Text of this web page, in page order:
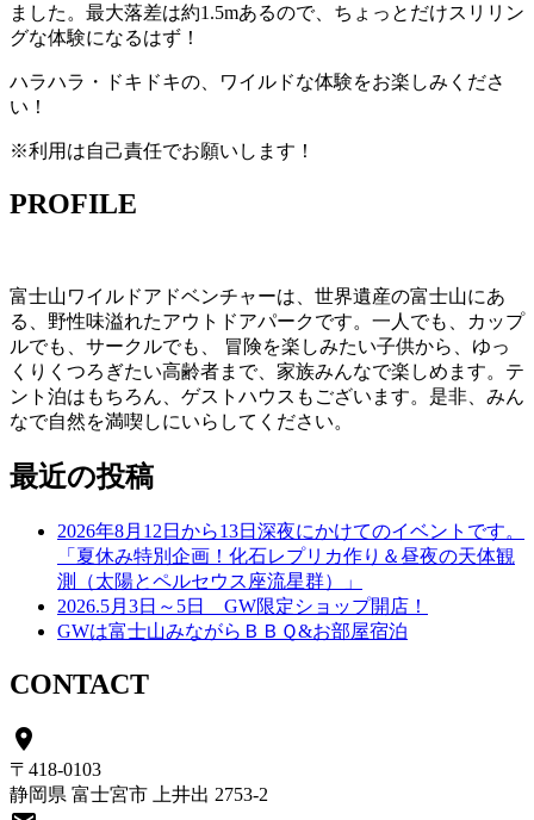
ました。最大落差は約1.5mあるので、ちょっとだけスリリン
グな体験になるはず！
ハラハラ・ドキドキの、ワイルドな体験をお楽しみくださ
い！
※利用は自己責任でお願いします！
PROFILE
富士山ワイルドアドベンチャーは、世界遺産の富士山にあ
る、野性味溢れたアウトドアパークです。一人でも、カップ
ルでも、サークルでも、 冒険を楽しみたい子供から、ゆっ
くりくつろぎたい高齢者まで、家族みんなで楽しめます。テ
ント泊はもちろん、ゲストハウスもございます。是非、みん
なで自然を満喫しにいらしてください。
最近の投稿
2026年8月12日から13日深夜にかけてのイベントです。
「夏休み特別企画！化石レプリカ作り＆昼夜の天体観
測（太陽とペルセウス座流星群）」
2026.5月3日～5日 GW限定ショップ開店！
GWは富士山みながらＢＢＱ&お部屋宿泊
CONTACT
place
〒418-0103
静岡県 富士宮市 上井出 2753-2